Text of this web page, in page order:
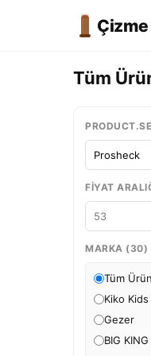
Çizme
Tüm
FIYAT
MARKA (30)
Tüm
Kiko Kids
Gezer
BIG KING